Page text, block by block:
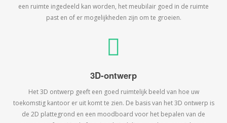
een ruimte ingedeeld kan worden, het meubilair goed in de ruimte
past en of er mogelijkheden zijn om te groeien.
3D-ontwerp
Het 3D ontwerp geeft een goed ruimtelijk beeld van hoe uw
toekomstig kantoor er uit komt te zien. De basis van het 3D ontwerp is
de 2D plattegrond en een moodboard voor het bepalen van de